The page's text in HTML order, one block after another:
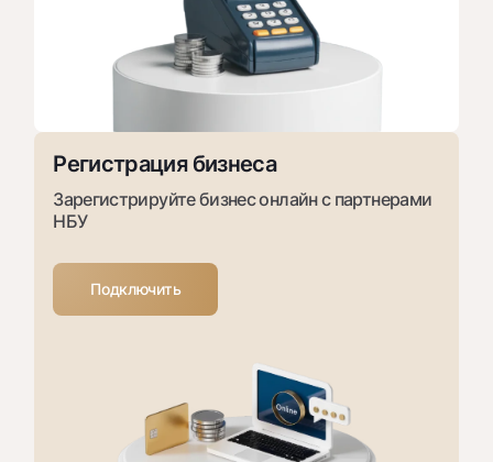
Регистрация бизнеса
Зарегистрируйте бизнес онлайн с партнерами
НБУ
Подключить